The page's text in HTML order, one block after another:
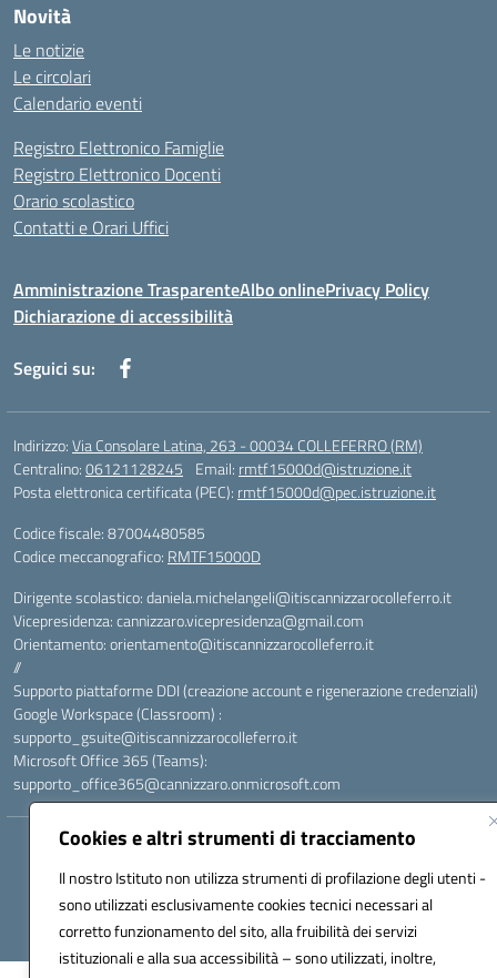
Cookies e altri strumenti di tracciamento
Il nostro Istituto non utilizza strumenti di profilazione degli utenti -
sono utilizzati esclusivamente cookies tecnici necessari al
corretto funzionamento del sito, alla fruibilità dei servizi
istituzionali e alla sua accessibilità – sono utilizzati, inoltre,
Novità
Le notizie
Le circolari
Calendario eventi
Registro Elettronico Famiglie
Registro Elettronico Docenti
Orario scolastico
Contatti e Orari Uffici
Amministrazione TrasparenteAlbo onlinePrivacy Policy
Dichiarazione di accessibilità
Seguici su:
Indirizzo:Via Consolare Latina, 263 - 00034 COLLEFERRO (RM)
Centralino:06121128245 Email: rmtf15000d@istruzione.it
Posta elettronica certificata (PEC): rmtf15000d@pec.istruzione.it
Codice fiscale: 87004480585
Codice meccanografico: RMTF15000D
Dirigente scolastico: daniela.michelangeli@itiscannizzarocolleferro.it
Vicepresidenza: cannizzaro.vicepresidenza@gmail.com
Orientamento: orientamento@itiscannizzarocolleferro.it
//
Supporto piattaforme DDI (creazione account e rigenerazione credenziali)
Google Workspace (Classroom) :
supporto_gsuite@itiscannizzarocolleferro.it
Microsoft Office 365 (Teams):
supporto_office365@cannizzaro.onmicrosoft.com
Hosting & Powered by 3D Solution S.r.l.
Concept & Design by Designers Italia